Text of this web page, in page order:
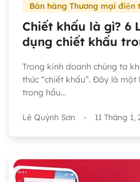
Bán hàng Thương mại điện
Chiết khấu là gì? 6
dụng chiết khấu
Trong kinh doanh chúng ta
thức “chiết khấu”. Đây là một
trong hầu...
Lê Quỳnh Sơn - 11 Tháng 1,